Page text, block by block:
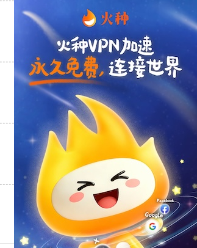
支持[0] 反对
支持
支持 反对 [0]